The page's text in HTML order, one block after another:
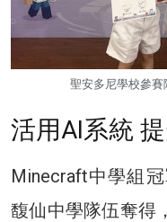
聖安多尼學校參賽
活用AI系統
Minecraft中學組
馥仙中學隊伍奪得